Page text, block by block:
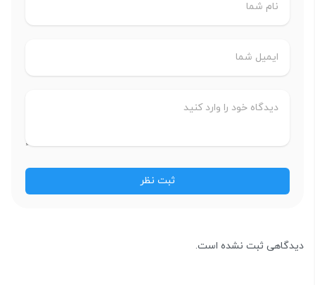
دیدگاهی ثبت نشده است.